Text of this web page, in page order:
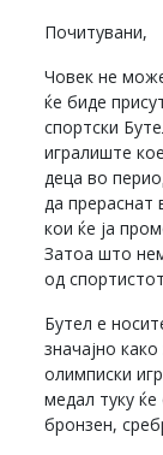
Почитувани,
Човек не
ќе биде
спортски
игралиште
деца во
да
кои ќе ја
Затоа што
од
Бутел е
значајно
олимписки
медал туку
бронзен,